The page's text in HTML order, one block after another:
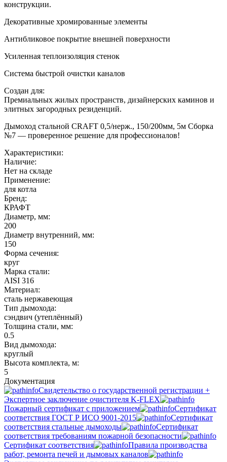
конструкции.
Декоративные хромированные элементы
Антибликовое покрытие внешней поверхности
Усиленная теплоизоляция стенок
Система быстрой очистки каналов
Создан для:
Премиальных жилых пространств, дизайнерских каминов и
элитных загородных резиденций.
Дымоход стальной CRAFT 0,5/нерж., 150/200мм, 5м Сборка
№7 — проверенное решение для профессионалов!
Характеристики:
Наличие:
Нет на складе
Применение:
для котла
Бренд:
КРАФТ
Диаметр, мм:
200
Диаметр внутренний, мм:
150
Форма сечения:
круг
Марка стали:
AISI 316
Материал:
сталь нержавеющая
Тип дымохода:
сэндвич (утеплённый)
Толщина стали, мм:
0.5
Вид дымохода:
круглый
Высота комплекта, м:
5
Документация
Свидетельство о государственной регистрации +
Экспертное заключение очистителя K-FLEX
Пожарный сертификат с приложением
Сертификат
соответствия ГОСТ Р ИСО 9001-2015
Сертификат
соответствия стальные дымоходы
Сертификат
соответствия требованиям пожарной безопасности
Сертификат соответствия
Правила производства
работ, ремонта печей и дымовых каналов